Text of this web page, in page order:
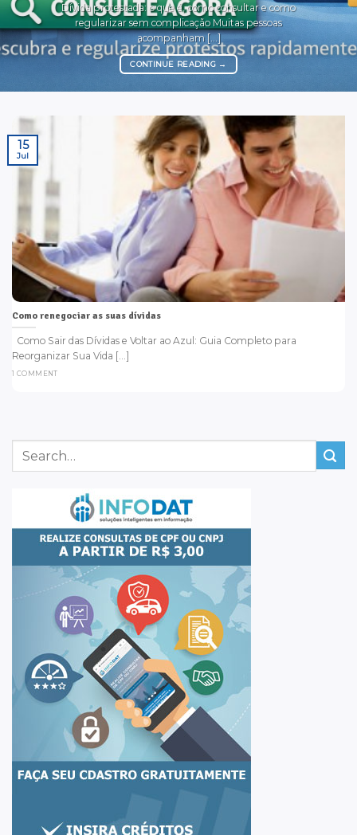
Dívida protestada: o que é, como consultar e como
regularizar sem complicação Muitas pessoas
acompanham [...]
CONTINUE READING →
Como renegociar as suas dívidas
Como Sair das Dívidas e Voltar ao Azul: Guia Completo para
Reorganizar Sua Vida [...]
1 COMMENT
15
Jul